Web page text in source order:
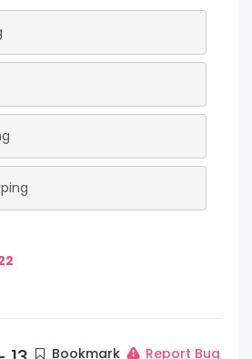
Bookmark Report Bug